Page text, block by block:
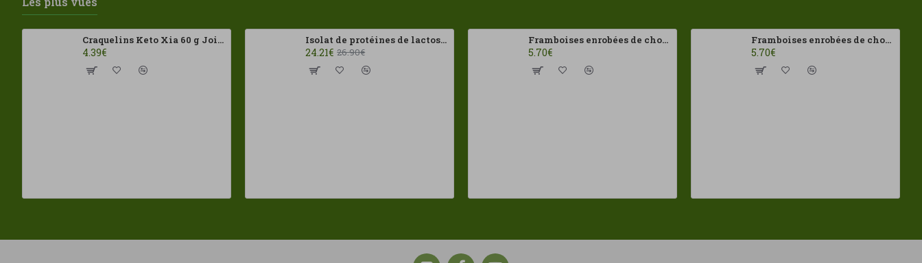
Super-aliments
Système circulatoire
CureSupport
Decottopia
Forticoll
Craquelins Keto Xia 60 g Joice Foods ECO
4.39€
Isolat de protéines de lactosérum 100 % 500 g HSN
24.21€ 26.90€
Framboises enrobées de chocolat au lait Franui 150 g Sans gluten
5.70€
Framboises enrobées de chocolat noir Franui 150 g Sans gluten
5.70€